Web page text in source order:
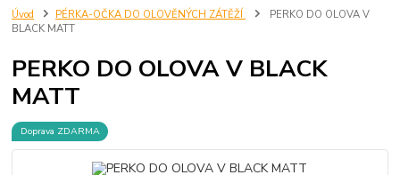
Úvod PÉRKA-OČKA DO OLOVĚNÝCH ZÁTĚŽÍ
PERKO DO OLOVA V
BLACK MATT
PERKO DO OLOVA V BLACK
MATT
Doprava ZDARMA